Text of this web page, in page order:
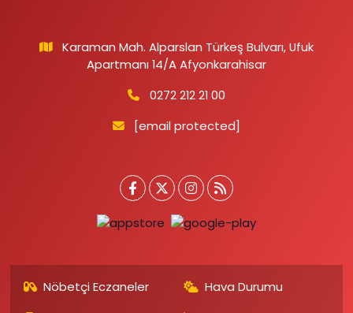
Karaman Mah. Alparslan Türkeş Bulvarı, Ufuk
Apartmanı 14/A Afyonkarahisar
0272 212 21 00
[email protected]
Nöbetçi Eczaneler
Hava Durumu